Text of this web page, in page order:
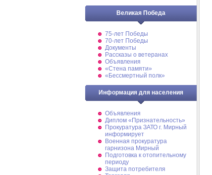
Великая Победа
75-лет Победы
70-лет Победы
Документы
Рассказы о ветеранах
Объявления
«Стена памяти»
«Бессмертный полк»
Информация для населения
Объявления
Диплом «Признательность»
Прокуратура ЗАТО г. Мирный
информирует
Военная прокуратура
гарнизона Мирный
Подготовка к отопительному
периоду
Защита потребителя